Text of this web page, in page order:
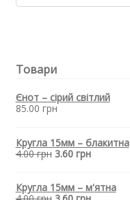
бусина
Гексагон
кількість
Товари
Єнот – сірий світлий
85.00 грн
Кругла 15мм – блакитна
4.00грн 3.60грн
Кругла 15мм – м'ятна